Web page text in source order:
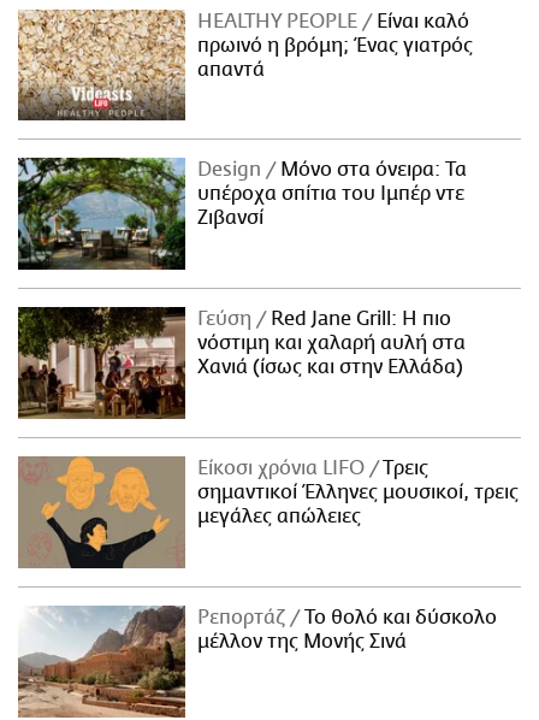
HEALTHY PEOPLE
Είναι καλό
πρωινό η βρόμη; Ένας γιατρός
απαντά
Design
Μόνο στα όνειρα: Τα
υπέροχα σπίτια του Ιμπέρ ντε
Ζιβανσί
Γεύση
Red Jane Grill: Η πιο
νόστιμη και χαλαρή αυλή στα
Χανιά (ίσως και στην Ελλάδα)
Είκοσι χρόνια LIFO
Tρεις
σημαντικοί Έλληνες μουσικοί, τρεις
μεγάλες απώλειες
Ρεπορτάζ
Το θολό και δύσκολο
μέλλον της Μονής Σινά